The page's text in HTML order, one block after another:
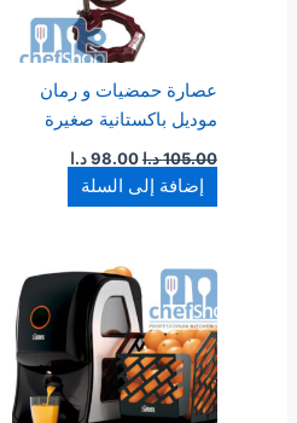
عصارة حمضيات و رمان
موديل باكستانية صغيرة
105.00د.ا98.00 د.ا
إضافة إلى السلة